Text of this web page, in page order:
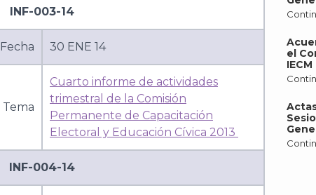
INF-003-14
Fecha 30 ENE 14
Tema
Cuarto informe de actividades
trimestral de la Comisión
Permanente de Capacitación
Electoral y Educación Cívica 2013
INF-004-14
el